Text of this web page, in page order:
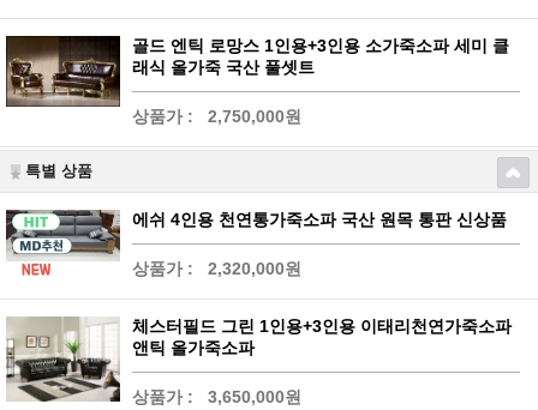
골드 엔틱 로망스 1인용+3인용 소가죽소파 세미 클
래식 올가죽 국산 풀셋트
상품가 : 2,750,000원
특별 상품
에쉬 4인용 천연통가죽소파 국산 원목 통판 신상품
상품가 : 2,320,000원
체스터필드 그린 1인용+3인용 이태리천연가죽소파
앤틱 올가죽소파
상품가 : 3,650,000원